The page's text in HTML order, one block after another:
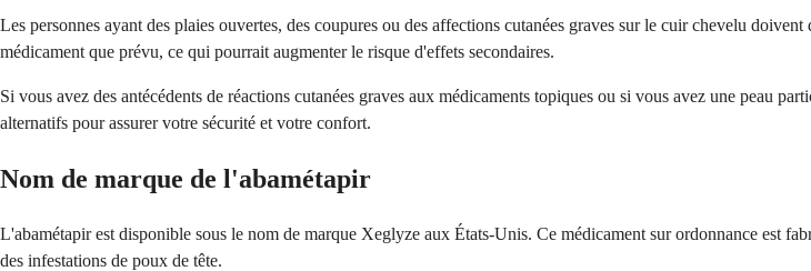
Les personnes ayant des plaies ouvertes, des coupures ou des affections cutanées graves sur le cuir chevelu
médicament que prévu, ce qui pourrait augmenter le risque d'effets secondaires.
Si vous avez des antécédents de réactions cutanées graves aux médicaments topiques ou si vous avez une peau
alternatifs pour assurer votre sécurité et votre confort.
Nom de marque de l'abamétapir
L'abamétapir est disponible sous le nom de marque Xeglyze aux États-Unis. Ce médicament sur ordonnance est
des infestations de poux de tête.